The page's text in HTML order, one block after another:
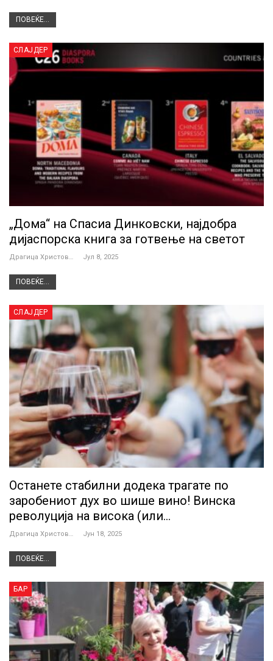
ПОВЕЌЕ...
СЛАЈДЕР
„Дома“ на Спасиа Динковски, најдобра
дијаспорска книга за готвење на светот
Драгица Христова Јул 8, 2025
ПОВЕЌЕ...
СЛАЈДЕР
Останете стабилни додека трагате по
заробениот дух во шише вино! Винска
револуција на високa (или…
Драгица Христова Јун 18, 2025
ПОВЕЌЕ...
БАР